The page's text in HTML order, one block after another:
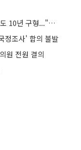
내란 특검, '체포 방해' 윤석열 항소심서도 10년 구형..."변명 일관"
정조사' 합의 불발
원 전원 결의